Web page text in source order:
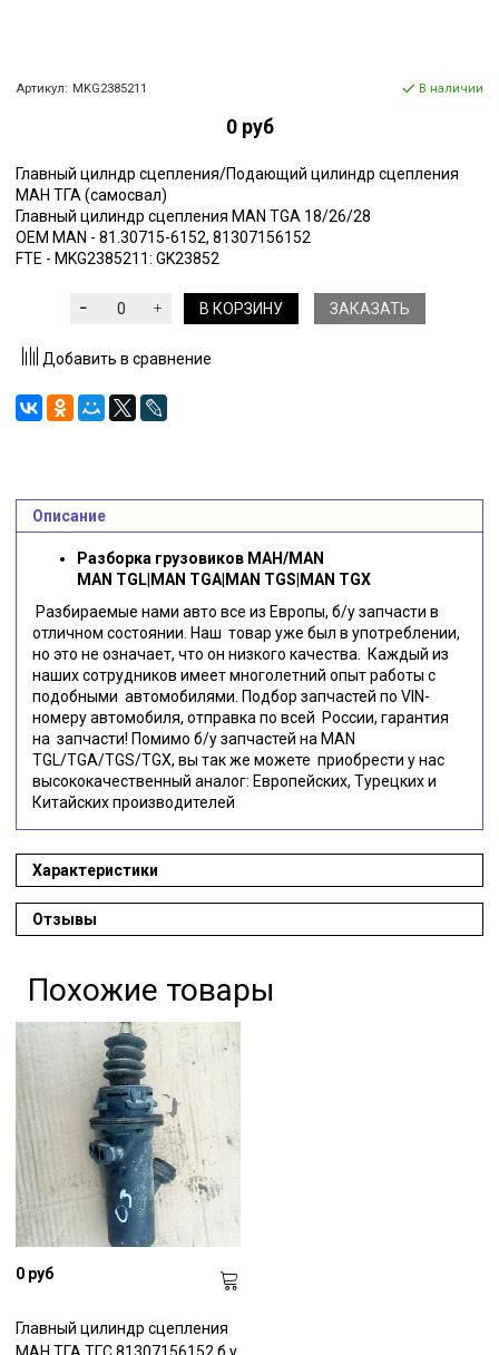
Артикул: MKG2385211 В наличии
0 руб
Главный цилндр сцепления/Подающий цилиндр сцепления
МАН ТГА (самосвал)
Главный цилиндр сцепления MAN TGA 18/26/28
OEM MAN - 81.30715-6152, 81307156152
FTE - MKG2385211: GK23852
В КОРЗИНУ ЗАКАЗАТЬ
Добавить в сравнение
Описание
Разборка грузовиков МАН/MAN
MAN TGL|MAN TGA|MAN TGS|MAN TGX
Разбираемые нами авто все из Европы, б/у запчасти в
отличном состоянии. Наш товар уже был в употреблении,
но это не означает, что он низкого качества. Каждый из
наших сотрудников имеет многолетний опыт работы с
подобными автомобилями. Подбор запчастей по VIN-
номеру автомобиля, отправка по всей России, гарантия
на запчасти! Помимо б/у запчастей на MAN
TGL/TGA/TGS/TGX, вы так же можете приобрести у нас
высококачественный аналог: Европейских, Турецких и
Китайских производителей
Характеристики
Отзывы
Похожие товары
0 руб
Главный цилиндр сцепления
МАН ТГА ТГС 81307156152 б.у